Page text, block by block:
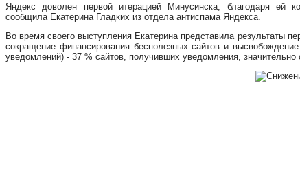
Яндекс доволен первой итерацией Минусинска, благодаря ей
сообщила Екатерина Гладких из отдела антиспама Яндекса.
Во время своего выступления Екатерина представила результаты
сокращение финансирования бесполезных сайтов и
уведомлений) - 37 % сайтов, получивших уведомления, значительно